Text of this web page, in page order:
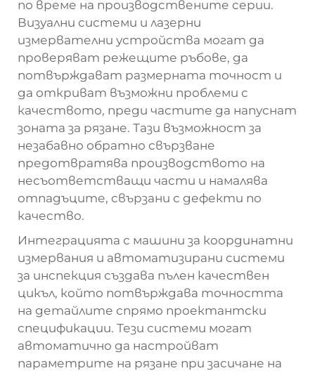
по време на производствените серии.
Визуални системи и лазерни
измервателни устройства могат да
проверяват режещите ръбове, да
потвърждават размерната точност и
да откриват възможни проблеми с
качеството, преди частите да напуснат
зоната за рязане. Тази възможност за
незабавно обратно свързване
предотвратява производството на
несъответстващи части и намалява
отпадъците, свързани с дефекти по
качество.
Интеграцията с машини за координатни
измервания и автоматизирани системи
за инспекция създава пълен качествен
цикъл, който потвърждава точността
на детайлите спрямо проектантски
спецификации. Тези системи могат
автоматично да настройват
параметрите на рязане при засичане на